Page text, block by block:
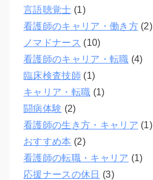
言語聴覚士 (1)
看護師のキャリア・働き方(2)
ノマドナース (10)
看護師のキャリア・転職 (4)
臨床検査技師 (1)
キャリア・転職 (1)
闘病体験 (2)
看護師の生き方・キャリア (1)
おすすめ本 (2)
看護師の転職・キャリア (1)
応援ナースの休日 (3)